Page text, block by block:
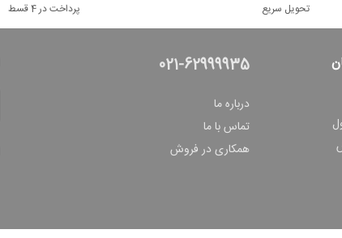
تحویل سریع پرداخت در 4 قسط
021-62999935
درباره ما
تماس با ما
همکاری در فروش